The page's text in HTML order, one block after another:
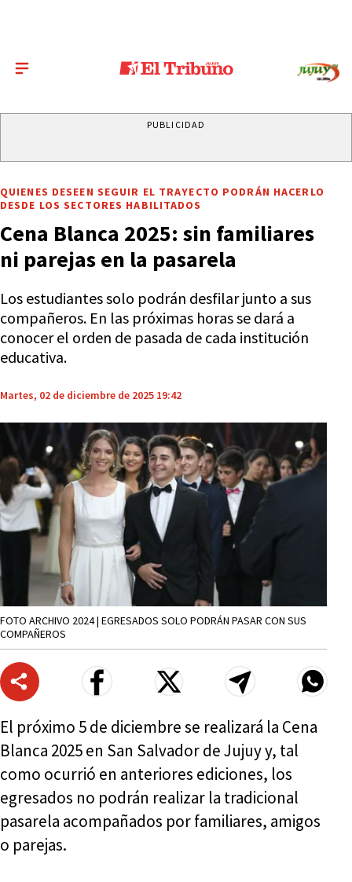
PUBLICIDAD
QUIENES DESEEN SEGUIR EL TRAYECTO PODRÁN HACERLO
DESDE LOS SECTORES HABILITADOS
Cena Blanca 2025: sin familiares
ni parejas en la pasarela
Los estudiantes solo podrán desfilar junto a sus
compañeros. En las próximas horas se dará a
conocer el orden de pasada de cada institución
educativa.
Martes, 02 de diciembre de 2025 19:42
FOTO ARCHIVO 2024 | EGRESADOS SOLO PODRÁN PASAR CON SUS
COMPAÑEROS
El próximo 5 de diciembre se realizará la Cena
Blanca 2025 en San Salvador de Jujuy y, tal
como ocurrió en anteriores ediciones, los
egresados no podrán realizar la tradicional
pasarela acompañados por familiares, amigos
o parejas.